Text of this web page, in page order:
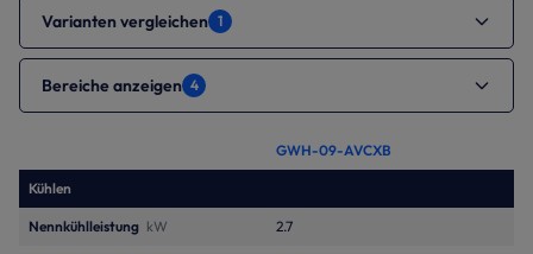
Varianten vergleichen 1
Bereiche anzeigen 4
GWH-09-AVCXB
Kühlen
Nennkühlleistung kW 2.7